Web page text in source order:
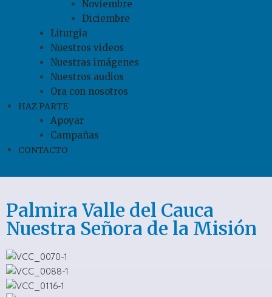
Noviembre
Diciembre
Liturgia
Nuestros videos
Nuestras imágenes
Nuestros audios
Ora con nosotros
HAZ PARTE
Apoyar
Campañas
CONTACTO
Palmira Valle del Cauca
Nuestra Señora de la Misión